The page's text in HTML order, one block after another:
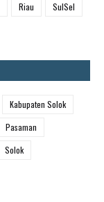
Riau
SulSel
Kabupaten Solok
Pasaman
Solok